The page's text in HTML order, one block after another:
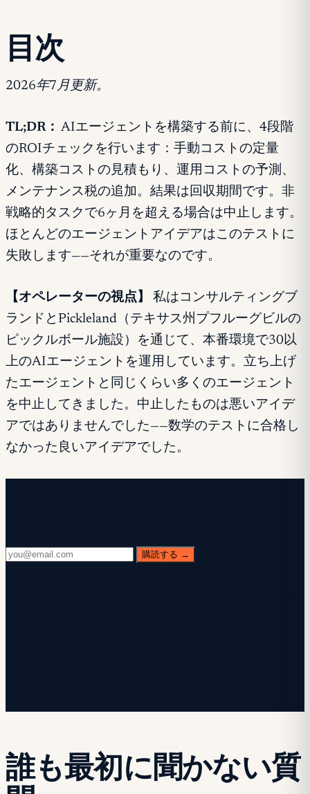
目次
2026年7月更新。
TL;DR： AIエージェントを構築する前に、4段階
のROIチェックを行います：手動コストの定量
化、構築コストの見積もり、運用コストの予測、
メンテナンス税の追加。結果は回収期間です。非
戦略的タスクで6ヶ月を超える場合は中止します。
ほとんどのエージェントアイデアはこのテストに
失敗します——それが重要なのです。
【オペレーターの視点】
私はコンサルティングブ
ランドとPickleland（テキサス州プフルーグビルの
ピックルボール施設）を通じて、本番環境で30以
上のAIエージェントを運用しています。立ち上げ
たエージェントと同じくらい多くのエージェント
を中止してきました。中止したものは悪いアイデ
アではありませんでした——数学のテストに合格し
なかった良いアイデアでした。
購読する →
誰も最初に聞かない質